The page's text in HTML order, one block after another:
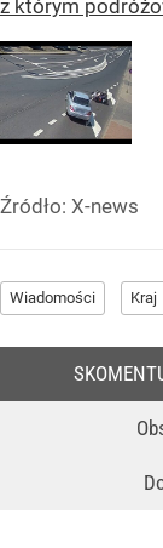
z którym
Źródło: X-news
Wiadomości Kraj